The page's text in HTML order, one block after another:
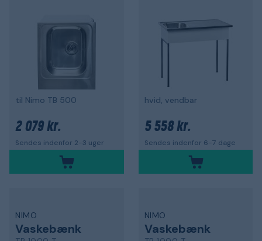
til Nimo TB 500
2 079 kr.
Sendes indenfor 2-3 uger
hvid, vendbar
5 558 kr.
Sendes indenfor 6-7 dage
NIMO
Vaskebænk
NIMO
Vaskebænk